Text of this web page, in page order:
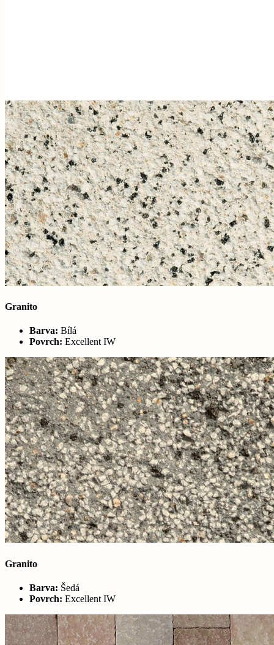
Granito
Barva: Bílá
Povrch: Excellent IW
Granito
Barva: Šedá
Povrch: Excellent IW